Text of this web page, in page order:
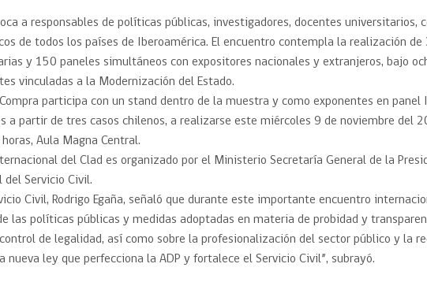
a responsables de políticas públicas, investigadores, docentes universitarios,
de todos los países de Iberoamérica. El encuentro contempla la realización de
y 150 paneles simultáneos con expositores nacionales y extranjeros, bajo
vinculadas a la Modernización del Estado.
participa con un stand dentro de la muestra y como exponentes en panel
a partir de tres casos chilenos, a realizarse este miércoles 9 de noviembre del
Aula Magna Central.
del Clad es organizado por el Ministerio Secretaría General de la
del Servicio Civil.
Civil, Rodrigo Egaña, señaló que durante este importante encuentro
las políticas públicas y medidas adoptadas en materia de probidad y
de legalidad, así como sobre la profesionalización del sector público y la
nueva ley que perfecciona la ADP y fortalece el Servicio Civil”, subrayó.